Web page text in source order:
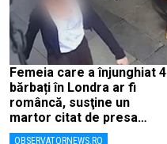
Femeia care a înjunghiat 4
bărbați în Londra ar fi
româncă, susţine un
martor citat de presa
britanică
OBSERVATORNEWS.RO